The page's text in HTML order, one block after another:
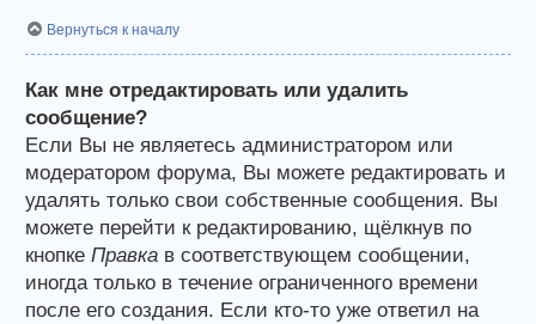
Вернуться к началу
Как мне отредактировать или удалить
сообщение?
Если Вы не являетесь администратором или
модератором форума, Вы можете редактировать и
удалять только свои собственные сообщения. Вы
можете перейти к редактированию, щёлкнув по
кнопке Правка в соответствующем сообщении,
иногда только в течение ограниченного времени
после его создания. Если кто-то уже ответил на